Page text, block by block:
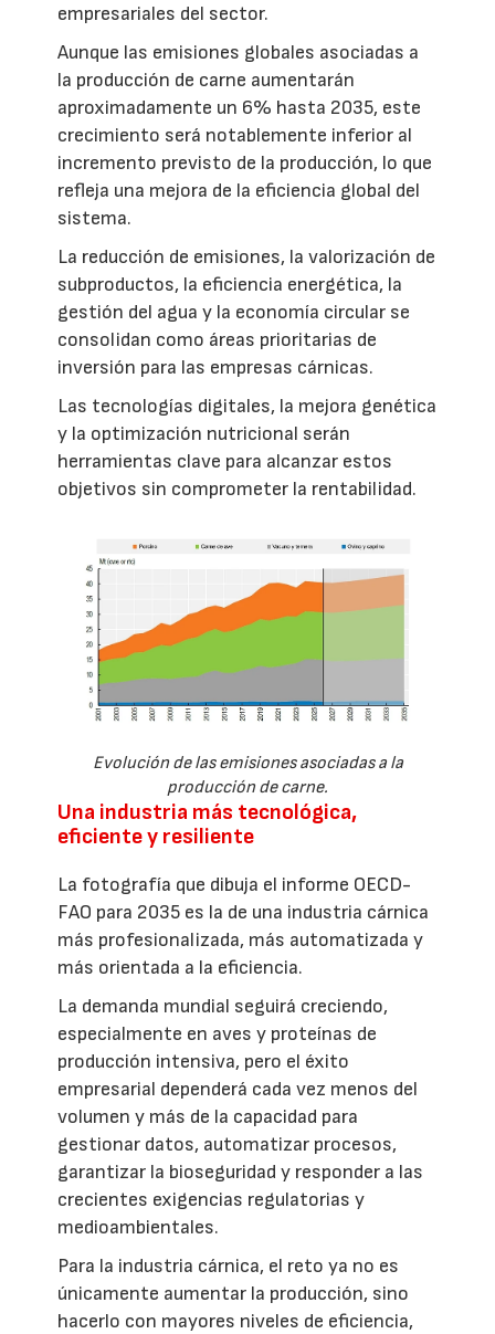
empresariales del sector.
Aunque las emisiones globales asociadas a
la producción de carne aumentarán
aproximadamente un 6% hasta 2035, este
crecimiento será notablemente inferior al
incremento previsto de la producción, lo que
refleja una mejora de la eficiencia global del
sistema.
La reducción de emisiones, la valorización de
subproductos, la eficiencia energética, la
gestión del agua y la economía circular se
consolidan como áreas prioritarias de
inversión para las empresas cárnicas.
Las tecnologías digitales, la mejora genética
y la optimización nutricional serán
herramientas clave para alcanzar estos
objetivos sin comprometer la rentabilidad.
Evolución de las emisiones asociadas a la
producción de carne.
Una industria más tecnológica,
eficiente y resiliente
La fotografía que dibuja el informe OECD-
FAO para 2035 es la de una industria cárnica
más profesionalizada, más automatizada y
más orientada a la eficiencia.
La demanda mundial seguirá creciendo,
especialmente en aves y proteínas de
producción intensiva, pero el éxito
empresarial dependerá cada vez menos del
volumen y más de la capacidad para
gestionar datos, automatizar procesos,
garantizar la bioseguridad y responder a las
crecientes exigencias regulatorias y
medioambientales.
Para la industria cárnica, el reto ya no es
únicamente aumentar la producción, sino
hacerlo con mayores niveles de eficiencia,